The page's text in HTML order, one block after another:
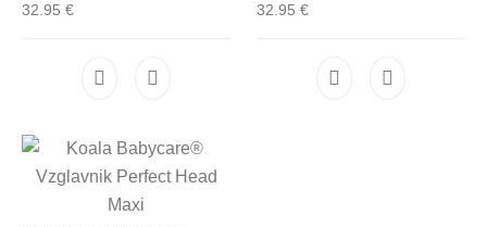
32.95 € 32.95 €